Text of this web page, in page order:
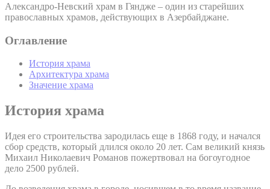
Александро-Невский храм в Гяндже – один из старейших
православных храмов, действующих в Азербайджане.
Оглавление
История храма
Архитектура храма
Значение храма
История храма
Идея его строительства зародилась еще в 1868 году, и начался
сбор средств, который длился около 20 лет. Сам великий князь
Михаил Николаевич Романов пожертвовал на богоугодное
дело 2500 рублей.